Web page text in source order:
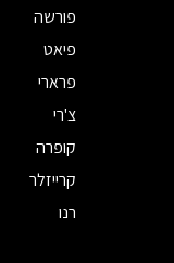
פורשה
פיאט
פרארי
צ'רי
קופרה
קרייזלר
רנו